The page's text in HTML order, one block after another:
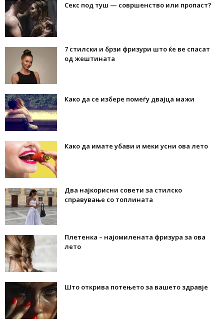
Секс под туш — совршенство или пропаст?
7 стилски и брзи фризури што ќе ве спасат
од жештината
Како да се избере помеѓу двајца мажи
Како да имате убави и меки усни ова лето
Два најкорисни совети за стилско
справување со топлината
Плетенка – најомилената фризура за ова
лето
Што открива потењето за вашето здравје